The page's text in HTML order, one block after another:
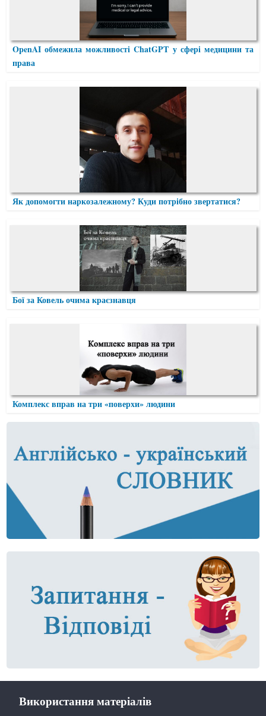
OpenAI обмежила можливості ChatGPT у сфері медицини та
права
Як допомогти наркозалежному? Куди потрібно звертатися?
Бої за Ковель очима краєзнавця
Комплекс вправ на три «поверхи» людини
Використання матеріалів